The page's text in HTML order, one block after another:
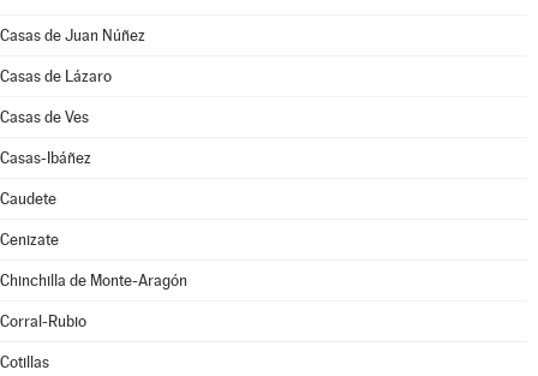
Casas de Juan Núñez
Casas de Lázaro
Casas de Ves
Casas-Ibáñez
Caudete
Cenizate
Chinchilla de Monte-Aragón
Corral-Rubio
Cotillas